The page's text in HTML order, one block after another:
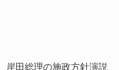
岸田総理の施政方針演説